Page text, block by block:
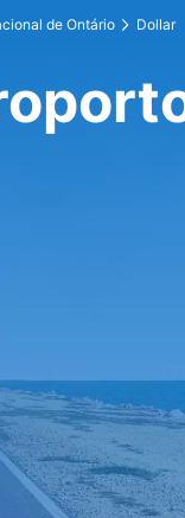
de Ontário Dollar